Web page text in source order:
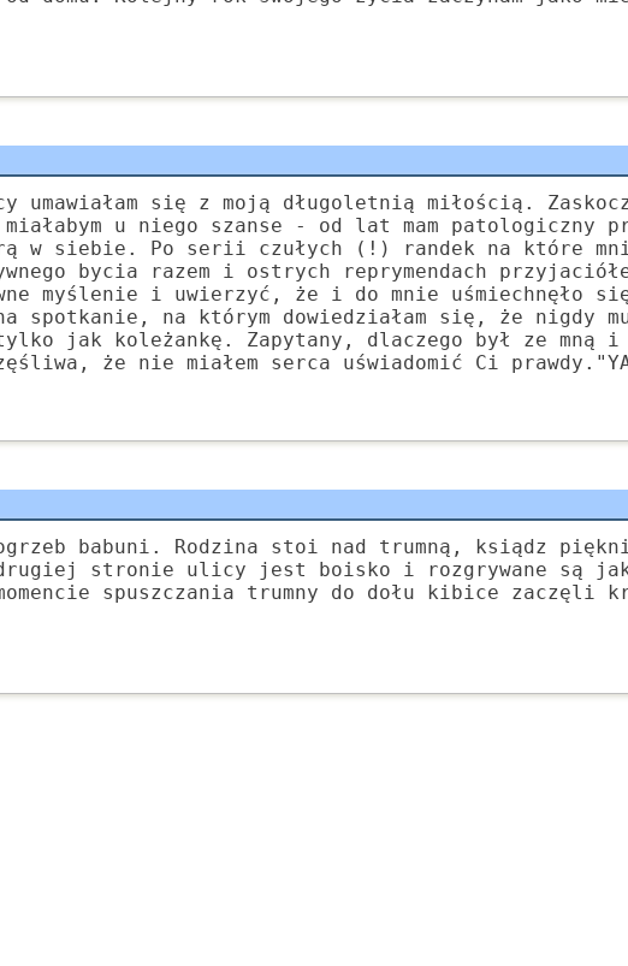
55732 28 Lipca, 2026 15:22 kalectwonapisał(a)
umawiałam się z moją długoletnią miłością.
u niego szanse - od lat mam patologiczny
w siebie. Po serii czułych (!) randek na które
bycia razem i ostrych reprymendach
myślenie i uwierzyć, że i do mnie uśmiechnęło
spotkanie, na którym dowiedziałam się, że nigdy
jak koleżankę. Zapytany, dlaczego był ze mną i
że nie miałem serca uświadomić Ci
babuni. Rodzina stoi nad trumną, ksiądz
stronie ulicy jest boisko i rozgrywane są
spuszczania trumny do dołu kibice zaczęli